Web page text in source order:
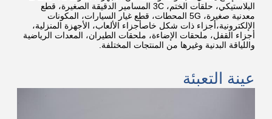
البلاستيكي، حلقات الختم، 3C المسامير الدقيقة الصغيرة، قطع
معدنية صغيرة، 5G المحطات، قطع غيار السيارات، المكونات
الإلكترونية،أجزاء ذات شكل خاصأجزاء الألعاب، الأجهزة المنزلية،
أجزاء القفل، ملحقات الإضاءة، ملحقات الطيران، المعدات الرياضية
واللياقة البدنية وغيرها من المنتجات المختلفة.
عينة التعبئة